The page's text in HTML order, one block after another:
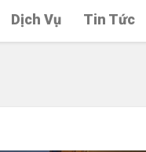
Dịch Vụ Tin Tức